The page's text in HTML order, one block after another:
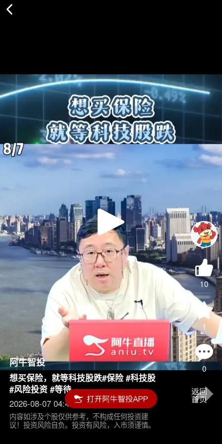
Play
Video
10
1
0
阿牛智投
想买保险，就等科技股跌#保险 #科技股
#风险投资 #等待
2026-08-07 04:45
内容如涉及个股仅供参考，不构成任何投资建
议！投资风险自负。投资有风险，入市须谨慎。